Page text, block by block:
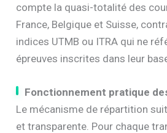
compte la quasi-totalité des
France, Belgique et Suisse,
indices UTMB ou ITRA qui ne
épreuves inscrites dans leur
Fonctionnement pratique
Le mécanisme de répartition
et transparente. Pour chaque